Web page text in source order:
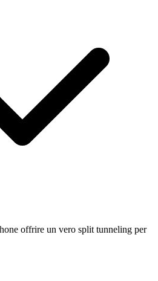
offrire un vero split tunneling per